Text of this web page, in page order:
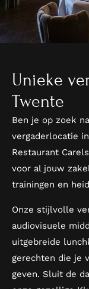
Unieke
Twente
Ben je op zoek
vergaderlocatie
Restaurant
voor al jouw
trainingen en
Onze stijlvolle
audiovisuele
uitgebreide
gerechten die je
geven. Sluit de